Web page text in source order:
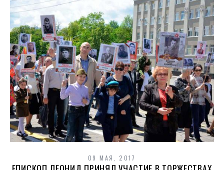
09 МАЯ, 2017